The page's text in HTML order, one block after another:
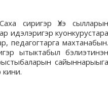
сиригэр Үлэ сылларын
идэлэригэр куонкурустара
педагогтарга махтанабын.
ытыктабыл бэлиэтинэн
сайыннарыыга